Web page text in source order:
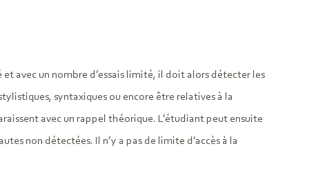
avec un nombre d’essais limité, il doit alors détecter les
syntaxiques ou encore être relatives à la
avec un rappel théorique. L’étudiant peut ensuite
non détectées. Il n’y a pas de limite d’accès à la